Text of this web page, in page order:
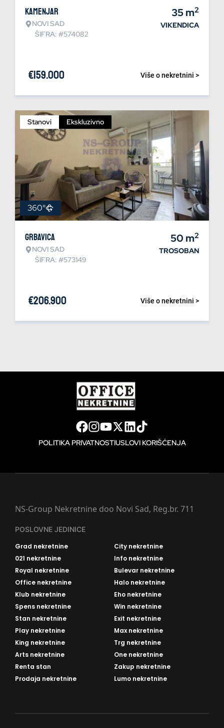
Kamenjar
NOVI SAD
ŠIFRA: #574082
35m2
VIKENDICA
Više o nekretnini >
€159.000
Stanovi Ekskluzivno
360°
Grbavica
NOVI SAD
ŠIFRA: #573149
50 m2
TROSOBAN
Više o nekretnini >
€206.900
POLITIKA PRIVATNOSTIUSLOVI KORIŠĆENJA
NS-Group Nekretnine doo Novi Sad, Reg.br. 711
POSLOVNE JEDINICE
Grad nekretnine
City nekretnine
021 nekretnine
Info nekretnine
Royal nekretnine
Bulevar nekretnine
Office nekretnine
Halo nekretnine
Klub nekretnine
Eho nekretnine
Spens nekretnine
Win nekretnine
Stan nekretnine
Exit nekretnine
Play nekretnine
Max nekretnine
King nekretnine
Trg nekretnine
Arts nekretnine
One nekretnine
Renta stan
Zakup nekretnine
Prodaja nekretnine
Lumo nekretnine